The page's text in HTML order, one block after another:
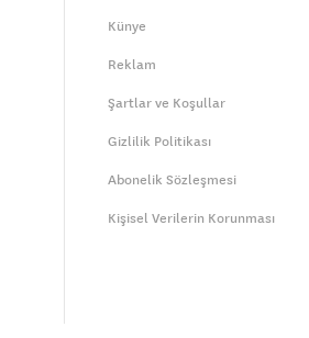
Künye
Reklam
Şartlar ve Koşullar
Gizlilik Politikası
Abonelik Sözleşmesi
Kişisel Verilerin Korunması